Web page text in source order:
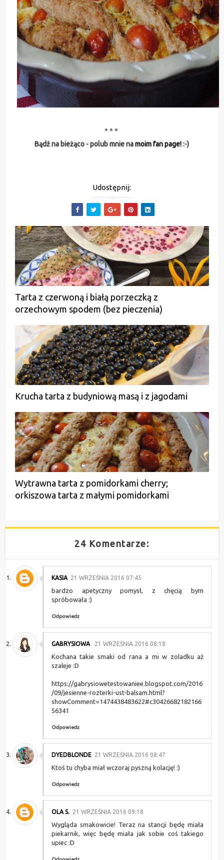
* * *
Bądź na bieżąco - polub mnie namoim fan page!:-)
Udostępnij:
Tarta z czerwoną i białą porzeczką z
orzechowym spodem (bez pieczenia)
Krucha tarta z budyniową masą i z jagodami
Wytrawna tarta z pomidorkami cherry;
orkiszowa tarta z małymi pomidorkami
24 Komentarze:
KASIA 21 WRZEŚNIA 2016 07:45
bardzo apetyczny pomysł, z chęcią bym
spróbowała :)
Odpowiedz
GABRYSIOWA 21 WRZEŚNIA 2016 08:18
Kochana takie smaki od rana a mi w zoladku aż
szaleje :D
https://gabrysiowetestowaniee.blogspot.com/2016
/09/jesienne-rozterki-ust-balsam.html?
showComment=1474438483622#c30426682182166
56341
Odpowiedz
DYEDBLONDE 21 WRZEŚNIA 2016 08:47
Ktoś tu chyba miał wczoraj pyszną kolację! :)
Odpowiedz
OLA S. 21 WRZEŚNIA 2016 09:18
Wygląda smakowicie! Teraz na stancji będę miała
piekarnik, więc będę miała jak sobie coś takiego
upiec :D